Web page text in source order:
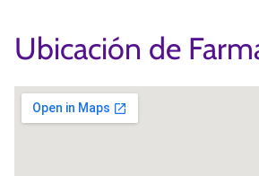
Ubicación de